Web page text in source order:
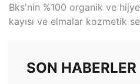
Bks'nin %100 organik ve
kayısı ve elmalar kozmetik
SON HABERLER